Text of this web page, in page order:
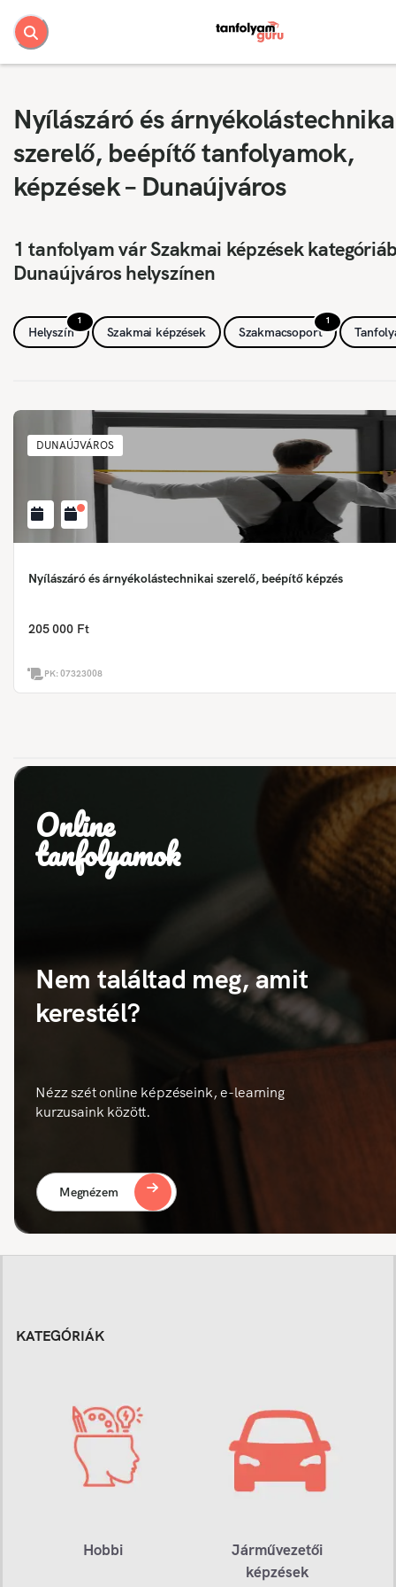
Nyílászáró és
szerelő, beépítő tanfolyamok,
képzések – Dunaújváros
1 tanfolyam vár Szakmai képzések
Dunaújváros helyszínen
1
Helyszín Szakmai képzések
1
Szakmacsoport
DUNAÚJVÁROS
Nyílászáró és árnyékolástechnikai szerelő, beépítő képzés
205 000 Ft
PK:07323008
Online
tanfolyamok
Nem találtad meg, amit
kerestél?
Nézz szét online képzéseink, e-learning
kurzusaink között.
Megnézem
KATEGÓRIÁK
Hobbi
Járművezetői
képzések